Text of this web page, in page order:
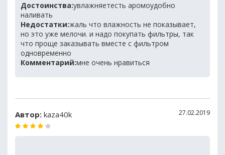
Достоинства:увлажняетесть аромоудобно
наливать
Недостатки:жаль что влажность не показывает,
но это уже мелочи. и надо покупать фильтры, так
что проще заказывать вместе с фильтром
одновременно
Комментарий:мне очень нравиться
Автор: kaza40k 27.02.2019